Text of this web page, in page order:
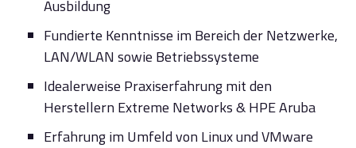
Ausbildung
Fundierte Kenntnisse im Bereich der Netzwerke,
LAN/WLAN sowie Betriebssysteme
Idealerweise Praxiserfahrung mit den
Herstellern Extreme Networks & HPE Aruba
Erfahrung im Umfeld von Linux und VMware